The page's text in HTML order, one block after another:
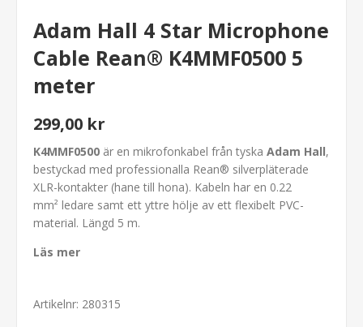
Adam Hall 4 Star Microphone
Cable Rean® K4MMF0500 5
meter
299,00 kr
K4MMF0500 är en mikrofonkabel från tyska Adam Hall,
bestyckad med professionalla Rean® silverpläterade
XLR-kontakter (hane till hona). Kabeln har en 0.22
mm² ledare samt ett yttre hölje av ett flexibelt PVC-
material. Längd 5 m.
Läs mer
Artikelnr: 280315